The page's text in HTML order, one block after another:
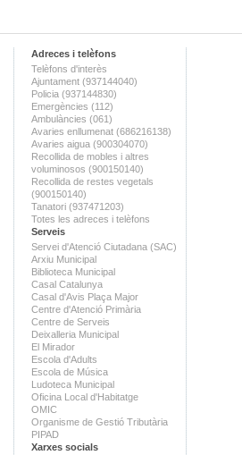
Adreces i telèfons
Telèfons d'interès
Ajuntament (937144040)
Policia (937144830)
Emergències (112)
Ambulàncies (061)
Avaries enllumenat (686216138)
Avaries aigua (900304070)
Recollida de mobles i altres
voluminosos (900150140)
Recollida de restes vegetals
(900150140)
Tanatori (937471203)
Totes les adreces i telèfons
Serveis
Servei d'Atenció Ciutadana (SAC)
Arxiu Municipal
Biblioteca Municipal
Casal Catalunya
Casal d'Avis Plaça Major
Centre d'Atenció Primària
Centre de Serveis
Deixalleria Municipal
El Mirador
Escola d'Adults
Escola de Música
Ludoteca Municipal
Oficina Local d'Habitatge
OMIC
Organisme de Gestió Tributària
PIPAD
Xarxes socials